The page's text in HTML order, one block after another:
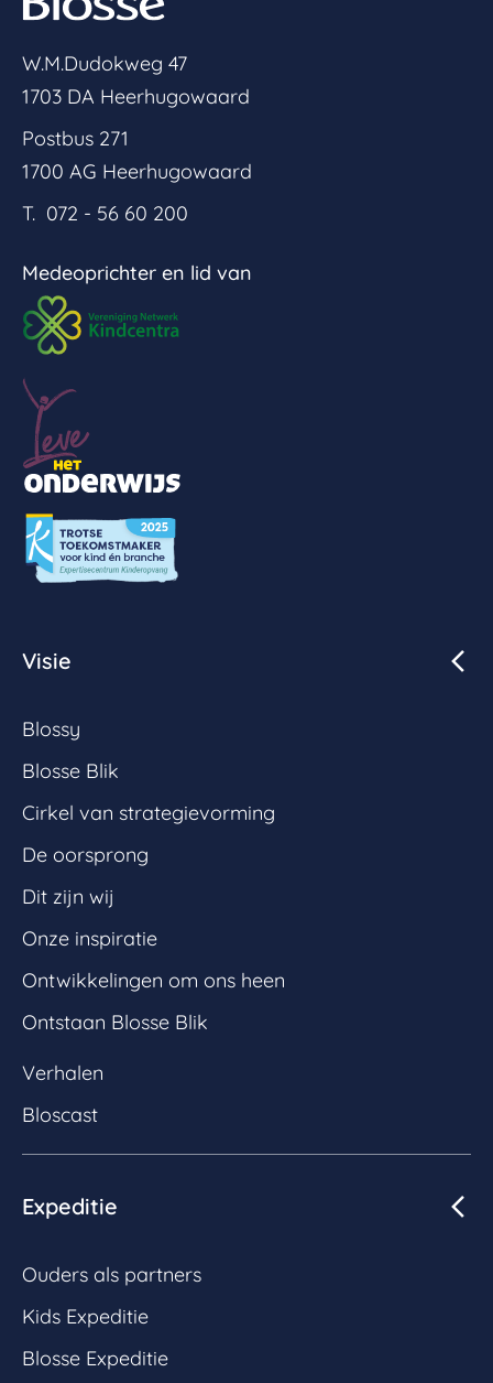
W.M.Dudokweg 47
1703 DA Heerhugowaard
Postbus 271
1700 AG Heerhugowaard
T. 072 - 56 60 200
Medeoprichter en lid van
Visie
Blossy
Blosse Blik
Cirkel van strategievorming
De oorsprong
Dit zijn wij
Onze inspiratie
Ontwikkelingen om ons heen
Ontstaan Blosse Blik
Verhalen
Bloscast
Expeditie
Ouders als partners
Kids Expeditie
Blosse Expeditie